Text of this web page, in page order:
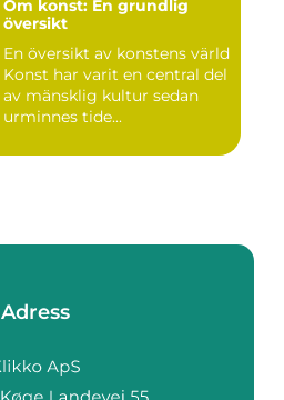
Om konst: En grundlig
översikt
En översikt av konstens värld
Konst har varit en central del
av mänsklig kultur sedan
urminnes tide...
Adress